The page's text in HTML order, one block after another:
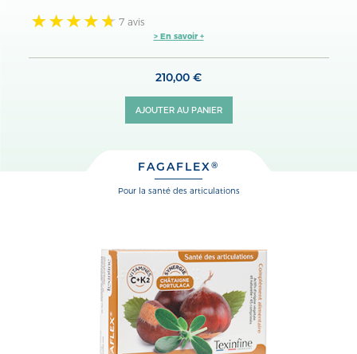
7 avis
> En savoir +
210,00 €
AJOUTER AU PANIER
FAGAFLEX®
pour la santé des articulations